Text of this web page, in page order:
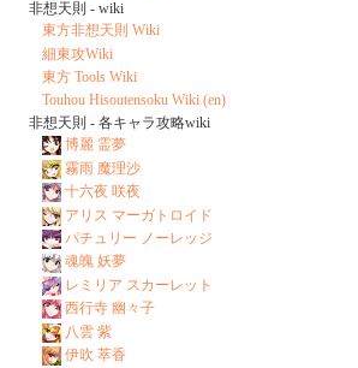
非想天則 - wiki
東方非想天則 Wiki
細東攻Wiki
東方 Tools Wiki
Touhou Hisoutensoku Wiki (en)
非想天則 - 各キャラ攻略wiki
博麗 霊夢
霧雨 魔理沙
十六夜 咲夜
アリス マーガトロイド
パチュリー ノーレッジ
魂魄 妖夢
レミリア スカーレット
西行寺 幽々子
八雲 紫
伊吹 萃香